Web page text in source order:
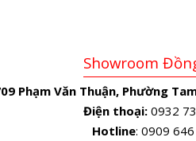
Showroom
Phạm Văn Thuận, Phường
Điện thoại:0932
Hotline: 0909